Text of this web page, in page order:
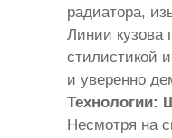
радиатора,
Линии кузова
стилистикой
и уверенно
Технологии:
Несмотря на